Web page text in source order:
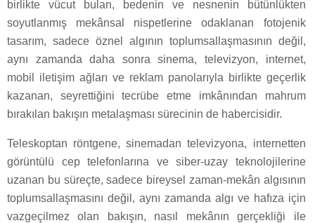
birlikte vücut bulan, bedenin ve nesnenin bütünlükten
soyutlanmış mekânsal nispetlerine odaklanan fotojenik
tasarım, sadece öznel algının toplumsallaşmasının değil,
aynı zamanda daha sonra sinema, televizyon, internet,
mobil iletişim ağları ve reklam panolarıyla birlikte geçerlik
kazanan, seyrettiğini tecrübe etme imkânından mahrum
bırakılan bakışın metalaşması sürecinin de habercisidir.
Teleskoptan röntgene, sinemadan televizyona, internetten
görüntülü cep telefonlarına ve siber-uzay teknolojilerine
uzanan bu süreçte, sadece bireysel zaman-mekân algısının
toplumsallaşmasını değil, aynı zamanda algı ve hafıza için
vazgeçilmez olan bakışın, nasıl mekânın gerçekliği ile